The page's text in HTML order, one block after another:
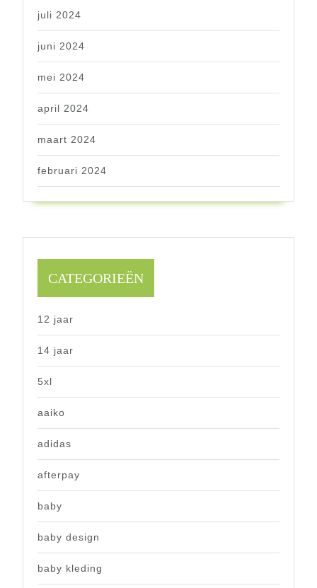
juli 2024
juni 2024
mei 2024
april 2024
maart 2024
februari 2024
CATEGORIEËN
12 jaar
14 jaar
5xl
aaiko
adidas
afterpay
baby
baby design
baby kleding